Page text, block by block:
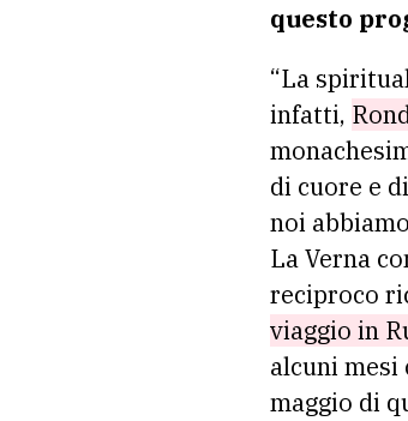
questo
“La
infatti,
di cuore e
noi
La Verna
reciproco
viaggio in
alcuni
maggio di